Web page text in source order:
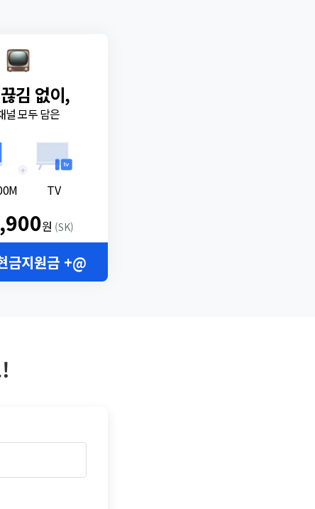
김 없이,
널 모두 담은
+
TV
원 (SK)
금지원금 +@